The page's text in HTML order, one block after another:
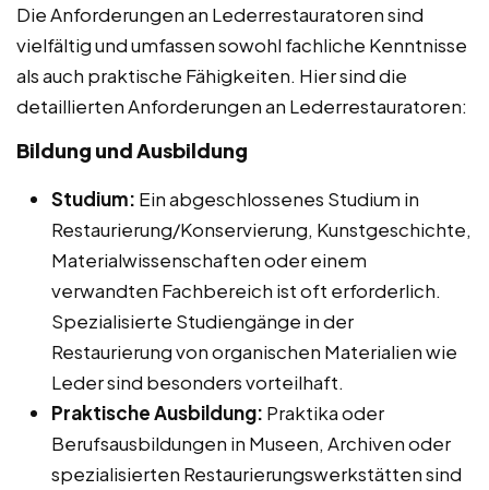
Die Anforderungen an Lederrestauratoren sind
vielfältig und umfassen sowohl fachliche Kenntnisse
als auch praktische Fähigkeiten. Hier sind die
detaillierten Anforderungen an Lederrestauratoren:
Bildung und Ausbildung
Studium: Ein abgeschlossenes Studium in
Restaurierung/Konservierung, Kunstgeschichte,
Materialwissenschaften oder einem
verwandten Fachbereich ist oft erforderlich.
Spezialisierte Studiengänge in der
Restaurierung von organischen Materialien wie
Leder sind besonders vorteilhaft.
Praktische Ausbildung: Praktika oder
Berufsausbildungen in Museen, Archiven oder
spezialisierten Restaurierungswerkstätten sind